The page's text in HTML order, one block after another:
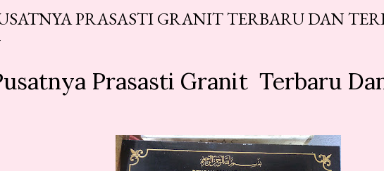
PRASASTI GRANIT TERBARU DAN
Prasasti Granit Terbaru